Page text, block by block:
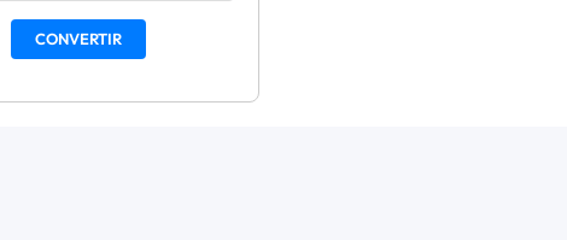
CONVERTIR